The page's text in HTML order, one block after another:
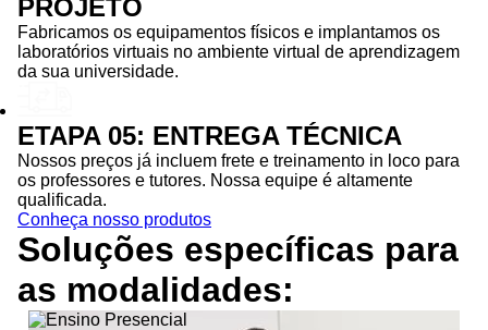
PROJETO
Fabricamos os equipamentos físicos e implantamos os
laboratórios virtuais no ambiente virtual de aprendizagem
da sua universidade.
ETAPA 05: ENTREGA TÉCNICA
Nossos preços já incluem frete e treinamento in loco para
os professores e tutores. Nossa equipe é altamente
qualificada.
Conheça nosso produtos
Soluções específicas para
as modalidades: